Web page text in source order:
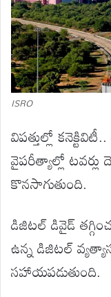
ISRO
విపత్తుల్లో
వైపరీత్యాల్లో
కొనసాగుతుంది.
డిజిటల్ డివైడ్
ఉన్న డిజిటల్
సహాయపడుతుంది.